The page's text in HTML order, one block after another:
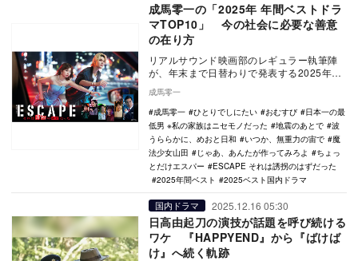
成馬零一の「2025年 年間ベストドラ
マTOP10」 今の社会に必要な善意
の在り方
リアルサウンド映画部のレギュラー執筆陣
が、年末まで日替わりで発表する2025年の
ドラマ、ア…
成馬零一
成馬零一
ひとりでしにたい おむすび
日本一の最
低男 ※私の家族はニセモノだった
地震のあとで
波
うららかに、めおと日和
いつか、無重力の宙で
魔
法少女山田
じゃあ、あんたが作ってみろよ
ちょっ
とだけエスパー
ESCAPE それは誘拐のはずだった
2025年間ベスト
2025ベスト国内ドラマ
国内ドラマ 2025.12.16 05:30
日高由起刀の演技が話題を呼び続ける
ワケ 『HAPPYEND』から『ばけば
け』へ続く軌跡